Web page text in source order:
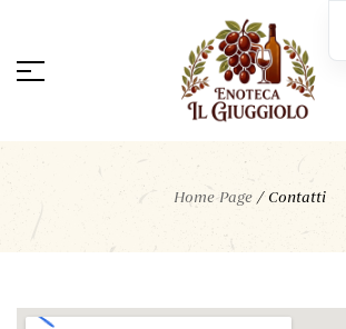
Home Page /Contatti